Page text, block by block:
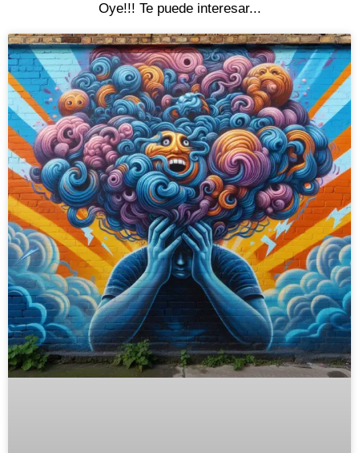
Oye!!! Te puede interesar...